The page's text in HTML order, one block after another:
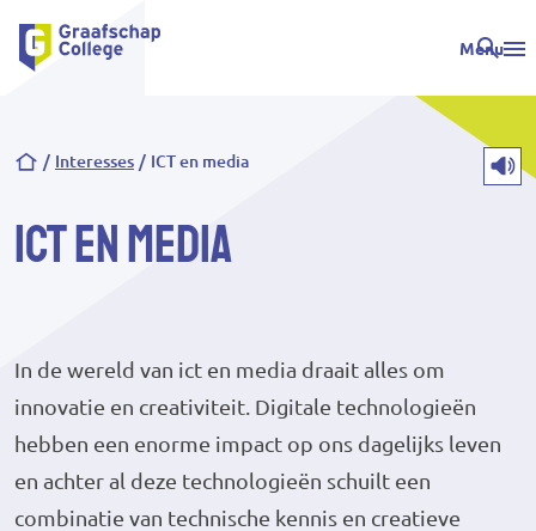
Menu
Kruimelpad
Interesses ICT en media
ICT en media
In de wereld van ict en media draait alles om
innovatie en creativiteit. Digitale technologieën
hebben een enorme impact op ons dagelijks leven
en achter al deze technologieën schuilt een
combinatie van technische kennis en creatieve